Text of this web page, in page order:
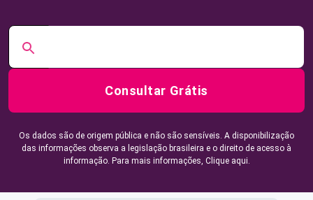
Consultar Grátis
Os dados são de origem pública e não são sensíveis. A disponibilização
das informações observa a legislação brasileira e o direito de acesso à
informação. Para mais informações, Clique aqui.